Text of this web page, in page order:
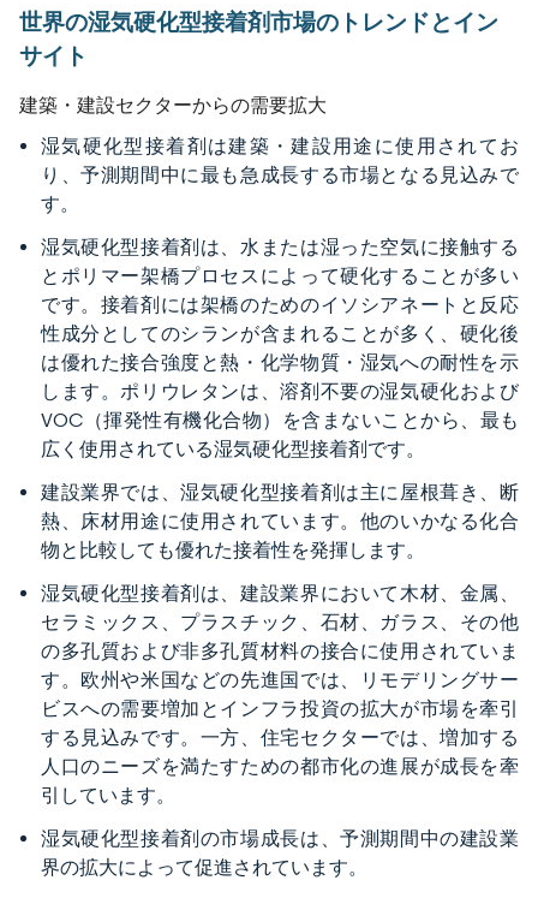
世界の湿気硬化型接着剤市場のトレンドとイン
サイト
建築・建設セクターからの需要拡大
湿気硬化型接着剤は建築・建設用途に使用されてお
り、予測期間中に最も急成長する市場となる見込みで
す。
湿気硬化型接着剤は、水または湿った空気に接触する
とポリマー架橋プロセスによって硬化することが多い
です。接着剤には架橋のためのイソシアネートと反応
性成分としてのシランが含まれることが多く、硬化後
は優れた接合強度と熱・化学物質・湿気への耐性を示
します。ポリウレタンは、溶剤不要の湿気硬化および
VOC（揮発性有機化合物）を含まないことから、最も
広く使用されている湿気硬化型接着剤です。
建設業界では、湿気硬化型接着剤は主に屋根葺き、断
熱、床材用途に使用されています。他のいかなる化合
物と比較しても優れた接着性を発揮します。
湿気硬化型接着剤は、建設業界において木材、金属、
セラミックス、プラスチック、石材、ガラス、その他
の多孔質および非多孔質材料の接合に使用されていま
す。欧州や米国などの先進国では、リモデリングサー
ビスへの需要増加とインフラ投資の拡大が市場を牽引
する見込みです。一方、住宅セクターでは、増加する
人口のニーズを満たすための都市化の進展が成長を牽
引しています。
湿気硬化型接着剤の市場成長は、予測期間中の建設業
界の拡大によって促進されています。